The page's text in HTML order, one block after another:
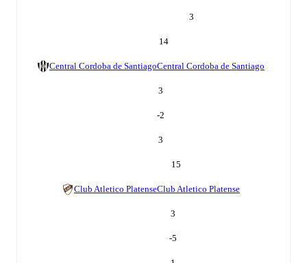
3
14
Central Cordoba de SantiagoCentral Cordoba de Santiago
3
-2
3
15
Club Atletico PlatenseClub Atletico Platense
3
-5